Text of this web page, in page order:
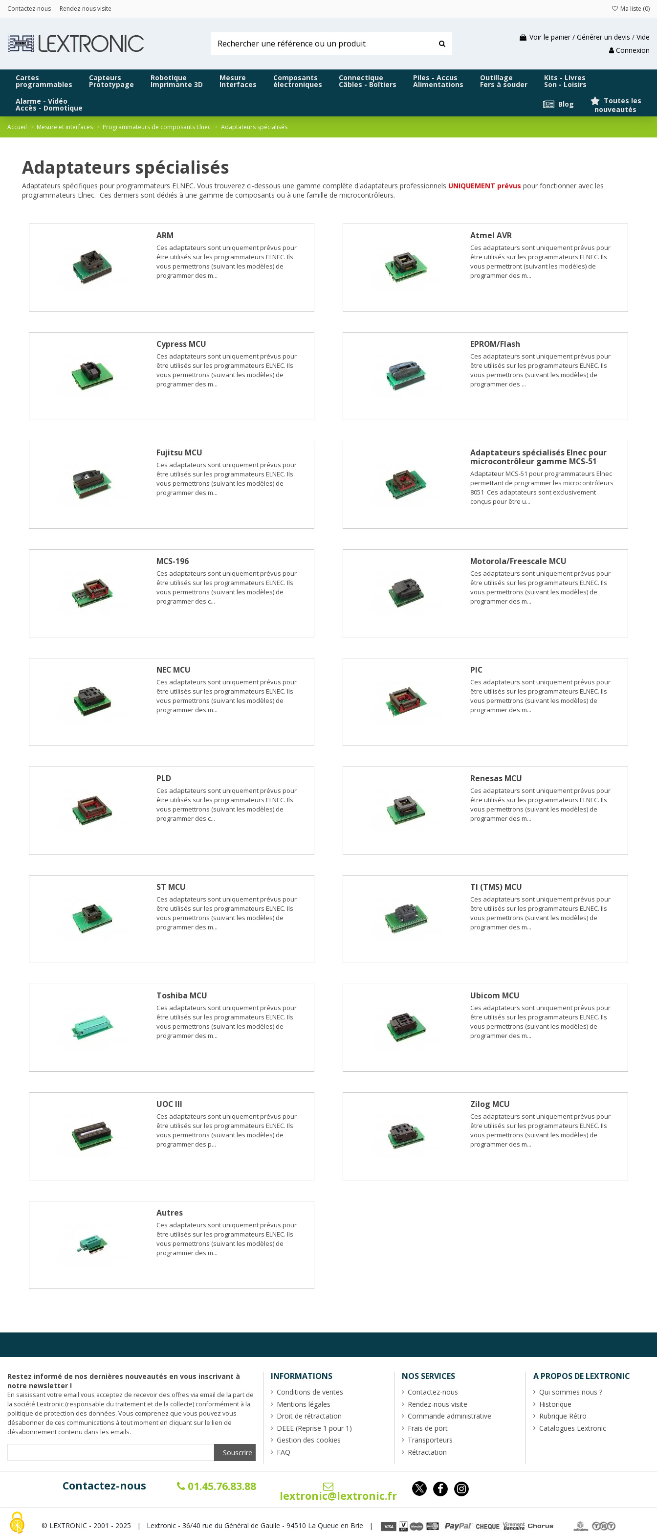
Contactez-nous Rendez-nous visite Ma liste (0)
Voir le panier / Générer un devis / Vide
Connexion
Cartes
programmables
Capteurs
Prototypage
Robotique
Imprimante 3D
Mesure
Interfaces
Composants
électroniques
Connectique
Câbles - Boîtiers
Piles - Accus
Alimentations
Outillage
Fers à souder
Kits - Livres
Son - Loisirs
Alarme - Vidéo
Accès - Domotique
Toutes les
nouveautés
Blog
Accueil Mesure et interfaces Programmateurs de composants Elnec Adaptateurs spécialisés
Adaptateurs spécialisés
Adaptateurs spécifiques pour programmateurs ELNEC. Vous trouverez ci-dessous une gamme complète d'adaptateurs professionnels UNIQUEMENT prévus pour fonctionner avec les
programmateurs Elnec. Ces derniers sont dédiés à une gamme de composants ou à une famille de microcontrôleurs.
ARM
Ces adaptateurs sont uniquement prévus pour
être utilisés sur les programmateurs ELNEC. Ils
vous permettrons (suivant les modèles) de
programmer des m...
Atmel AVR
Ces adaptateurs sont uniquement prévus pour
être utilisés sur les programmateurs ELNEC. Ils
vous permettront (suivant les modèles) de
programmer des m...
Cypress MCU
Ces adaptateurs sont uniquement prévus pour
être utilisés sur les programmateurs ELNEC. Ils
vous permettrons (suivant les modèles) de
programmer des m...
EPROM/Flash
Ces adaptateurs sont uniquement prévus pour
être utilisés sur les programmateurs ELNEC. Ils
vous permettrons (suivant les modèles) de
programmer des ...
Fujitsu MCU
Ces adaptateurs sont uniquement prévus pour
être utilisés sur les programmateurs ELNEC. Ils
vous permettrons (suivant les modèles) de
programmer des m...
Adaptateurs spécialisés Elnec pour
microcontrôleur gamme MCS-51
Adaptateur MCS-51 pour programmateurs Elnec
permettant de programmer les microcontrôleurs
8051 Ces adaptateurs sont exclusivement
conçus pour être u...
MCS-196
Ces adaptateurs sont uniquement prévus pour
être utilisés sur les programmateurs ELNEC. Ils
vous permettrons (suivant les modèles) de
programmer des c...
Motorola/Freescale MCU
Ces adaptateurs sont uniquement prévus pour
être utilisés sur les programmateurs ELNEC. Ils
vous permettrons (suivant les modèles) de
programmer des m...
NEC MCU
Ces adaptateurs sont uniquement prévus pour
être utilisés sur les programmateurs ELNEC. Ils
vous permettrons (suivant les modèles) de
programmer des m...
PIC
Ces adaptateurs sont uniquement prévus pour
être utilisés sur les programmateurs ELNEC. Ils
vous permettrons (suivant les modèles) de
programmer des m...
PLD
Ces adaptateurs sont uniquement prévus pour
être utilisés sur les programmateurs ELNEC. Ils
vous permettrons (suivant les modèles) de
programmer des c...
Renesas MCU
Ces adaptateurs sont uniquement prévus pour
être utilisés sur les programmateurs ELNEC. Ils
vous permettrons (suivant les modèles) de
programmer des m...
ST MCU
Ces adaptateurs sont uniquement prévus pour
être utilisés sur les programmateurs ELNEC. Ils
vous permettrons (suivant les modèles) de
programmer des m...
TI (TMS) MCU
Ces adaptateurs sont uniquement prévus pour
être utilisés sur les programmateurs ELNEC. Ils
vous permettrons (suivant les modèles) de
programmer des m...
Toshiba MCU
Ces adaptateurs sont uniquement prévus pour
être utilisés sur les programmateurs ELNEC. Ils
vous permettrons (suivant les modèles) de
programmer des m...
Ubicom MCU
Ces adaptateurs sont uniquement prévus pour
être utilisés sur les programmateurs ELNEC. Ils
vous permettrons (suivant les modèles) de
programmer des m...
UOC III
Ces adaptateurs sont uniquement prévus pour
être utilisés sur les programmateurs ELNEC. Ils
vous permettrons (suivant les modèles) de
programmer des p...
Zilog MCU
Ces adaptateurs sont uniquement prévus pour
être utilisés sur les programmateurs ELNEC. Ils
vous permettrons (suivant les modèles) de
programmer des m...
Autres
Ces adaptateurs sont uniquement prévus pour
être utilisés sur les programmateurs ELNEC. Ils
vous permettrons (suivant les modèles) de
programmer des m...
Restez informé de nos dernières nouveautés en vous inscrivant à
notre newsletter !
En saisissant votre email vous acceptez de recevoir des offres via email de la part de
la société Lextronic (responsable du traitement et de la collecte) conformément à la
politique de protection des données. Vous comprenez que vous pouvez vous
désabonner de ces communications à tout moment en cliquant sur le lien de
désabonnement contenu dans les emails.
INFORMATIONS
Conditions de ventes
Mentions légales
Droit de rétractation
DEEE (Reprise 1 pour 1)
Gestion des cookies
FAQ
NOS SERVICES
Contactez-nous
Rendez-nous visite
Commande administrative
Frais de port
Transporteurs
Rétractation
A PROPOS DE LEXTRONIC
Qui sommes nous ?
Historique
Rubrique Rétro
Catalogues Lextronic
Contactez-nous 01.45.76.83.88
lextronic@lextronic.fr
© LEXTRONIC - 2001 - 2025 | Lextronic - 36/40 rue du Général de Gaulle - 94510 La Queue en Brie |
Panneau de gestion des cookies